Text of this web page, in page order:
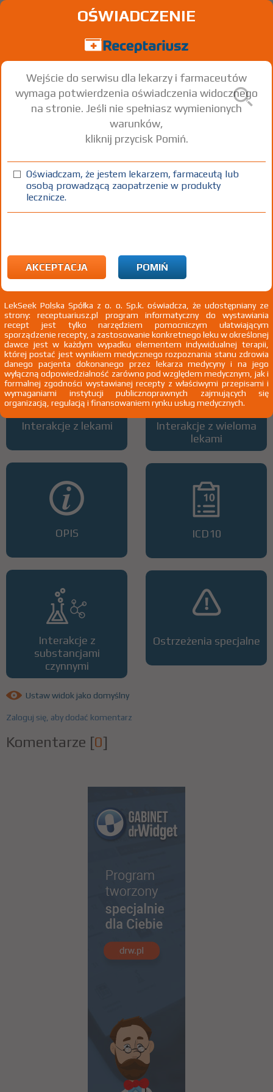
® forte
Phospholipids
kaps. 300 mg 50 szt. Doustnie
100%
Wszystkie dawki leku
Interakcje z lekami
OPIS
Interakcje z
substancjami
czynnymi
ATC
Interakcje z wieloma
lekami
ICD10
Ostrzeżenia specjalne
Ustaw widok jako domyślny
Zaloguj się, aby dodać komentarz
Komentarze [0]
OŚWIADCZENIE
Wejście do serwisu dla lekarzy i farmaceutów
wymaga potwierdzenia oświadczenia widocznego
na stronie. Jeśli nie spełniasz wymienionych
warunków,
kliknij przycisk Pomiń.
Oświadczam, że jestem lekarzem, farmaceutą lub
osobą prowadzącą zaopatrzenie w produkty
lecznicze.
AKCEPTACJA POMIŃ
LekSeek Polska Spółka z o. o. Sp.k. oświadcza, że udostępniany ze
strony: receptuariusz.pl program informatyczny do wystawiania
recept jest tylko narzędziem pomocniczym ułatwiającym
sporządzenie recepty, a zastosowanie konkretnego leku w określonej
dawce jest w każdym wypadku elementem indywidualnej terapii,
której postać jest wynikiem medycznego rozpoznania stanu zdrowia
danego pacjenta dokonanego przez lekarza medycyny i na jego
wyłączną odpowiedzialność zarówno pod względem medycznym, jak i
formalnej zgodności wystawianej recepty z właściwymi przepisami i
wymaganiami instytucji publicznoprawnych zajmujących się
organizacją, regulacją i finansowaniem rynku usług medycznych.